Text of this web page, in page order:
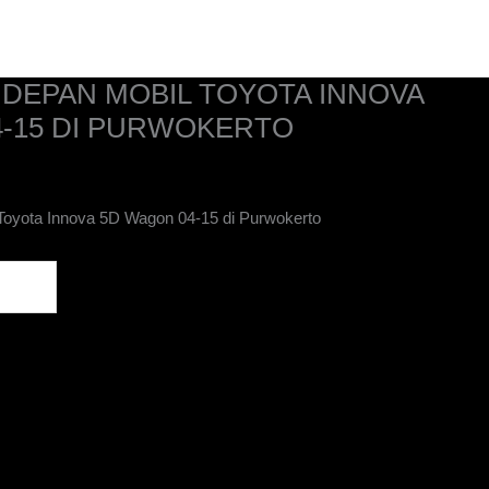
MOBIL TOYOTA INNOVA
15 DI PURWOKERTO
Innova 5D Wagon 04-15 di Purwokerto